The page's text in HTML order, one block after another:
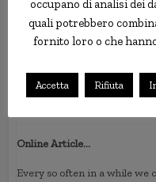
A drama based on the true-
photographers capturing
fsgb80v7cbwe
Online Article…
Every so often in a while we
occupano di analisi dei
quali potrebbero
fornito loro o che
Accetta Rifiuta